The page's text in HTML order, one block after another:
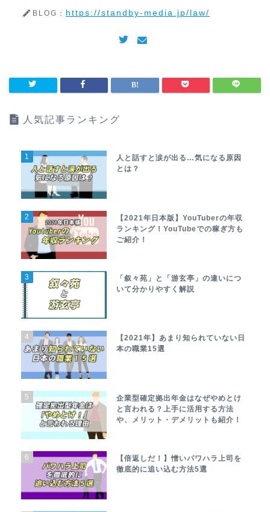
BLOG： https://standby-media.jp/law/
人気記事ランキング
1
人と話すと涙が出る…気になる原因
とは？
2
【2021年日本版】YouTuberの年収
ランキング！YouTubeでの稼ぎ方も
ご紹介！
3
「叙々苑」と「游玄亭」の違いにつ
いて分かりやすく解説
4
【2021年】あまり知られていない日
本の職業15選
5
企業型確定拠出年金はなぜやめとけ
と言われる？上手に活用する方法
や、メリット・デメリットも紹介！
6
【倍返しだ！】憎いパワハラ上司を
徹底的に追い込む方法5選